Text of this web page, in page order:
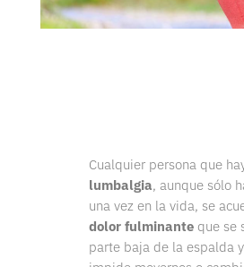
Cualquier persona que
lumbalgia, aunque sólo
una vez en la vida, se
dolor fulminanteque se
parte baja de la espalda